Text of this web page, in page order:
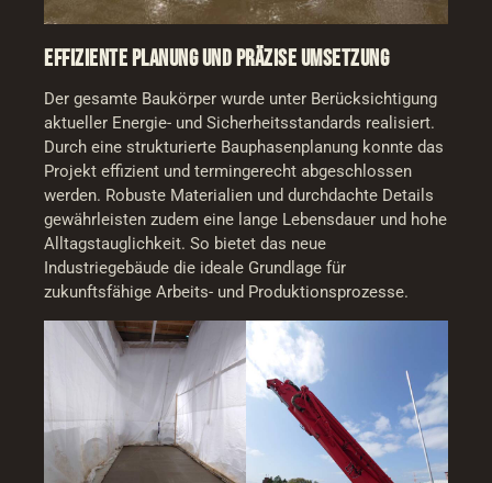
EFFIZIENTE PLANUNG UND PRÄZISE UMSETZUNG
Der gesamte Baukörper wurde unter Berücksichtigung
aktueller Energie- und Sicherheitsstandards realisiert.
Durch eine strukturierte Bauphasenplanung konnte das
Projekt effizient und termingerecht abgeschlossen
werden. Robuste Materialien und durchdachte Details
gewährleisten zudem eine lange Lebensdauer und hohe
Alltagstauglichkeit. So bietet das neue
Industriegebäude die ideale Grundlage für
zukunftsfähige Arbeits- und Produktionsprozesse.